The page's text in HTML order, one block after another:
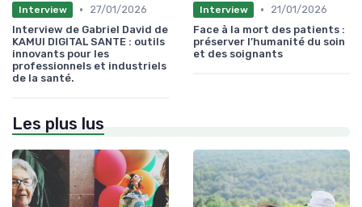
Interview •
27/01/2026
Interview de Gabriel David de
KAMUI DIGITAL SANTE : outils
innovants pour les
professionnels et industriels
de la santé.
Interview •
21/01/2026
Face à la mort des patients :
préserver l’humanité du soin
et des soignants
Les plus lus